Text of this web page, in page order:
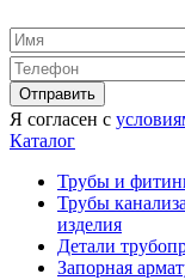
Отправить
Я согласен с
Каталог
Трубы и
Трубы
изделия
Детали
Запорная